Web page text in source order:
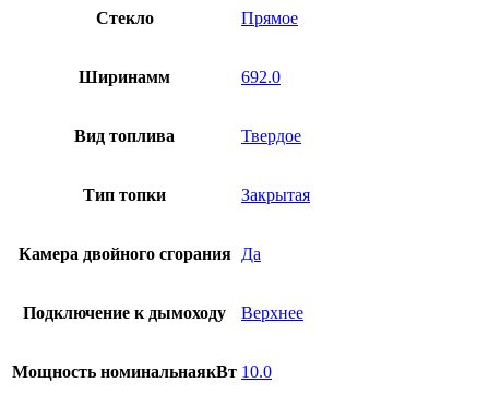
Стекло Прямое
Ширинамм 692.0
Вид топлива Твердое
Тип топки Закрытая
Камера двойного сгорания Да
Подключение к дымоходу Верхнее
Мощность номинальнаякВт 10.0